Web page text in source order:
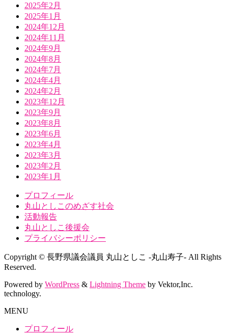
2025年2月
2025年1月
2024年12月
2024年11月
2024年9月
2024年8月
2024年7月
2024年4月
2024年2月
2023年12月
2023年9月
2023年8月
2023年6月
2023年4月
2023年3月
2023年2月
2023年1月
プロフィール
丸山としこのめざす社会
活動報告
丸山としこ後援会
プライバシーポリシー
Copyright © 長野県議会議員 丸山としこ -丸山寿子- All Rights
Reserved.
Powered by WordPress & Lightning Theme by Vektor,Inc.
technology.
MENU
プロフィール